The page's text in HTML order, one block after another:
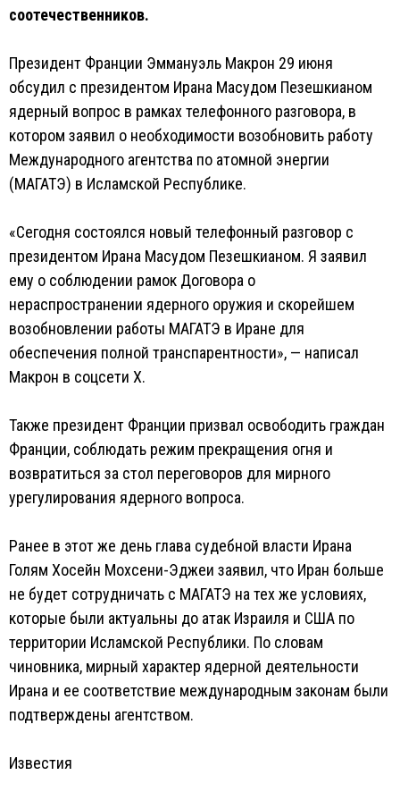
соотечественников.
Президент Франции Эммануэль Макрон 29 июня
обсудил с президентом Ирана Масудом Пезешкианом
ядерный вопрос в рамках телефонного разговора, в
котором заявил о необходимости возобновить работу
Международного агентства по атомной энергии
(МАГАТЭ) в Исламской Республике.
«Сегодня состоялся новый телефонный разговор с
президентом Ирана Масудом Пезешкианом. Я заявил
ему о соблюдении рамок Договора о
нераспространении ядерного оружия и скорейшем
возобновлении работы МАГАТЭ в Иране для
обеспечения полной транспарентности», — написал
Макрон в соцсети X.
Также президент Франции призвал освободить граждан
Франции, соблюдать режим прекращения огня и
возвратиться за стол переговоров для мирного
урегулирования ядерного вопроса.
Ранее в этот же день глава судебной власти Ирана
Голям Хосейн Мохсени-Эджеи заявил, что Иран больше
не будет сотрудничать с МАГАТЭ на тех же условиях,
которые были актуальны до атак Израиля и США по
территории Исламской Республики. По словам
чиновника, мирный характер ядерной деятельности
Ирана и ее соответствие международным законам были
подтверждены агентством.
Известия